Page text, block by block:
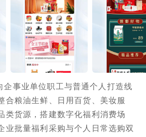
企事业单位职工与普通个人打造线
合粮油生鲜、日用百货、美妆服
类货源，搭建数字化福利消费场
业批量福利采购与个人日常选购双